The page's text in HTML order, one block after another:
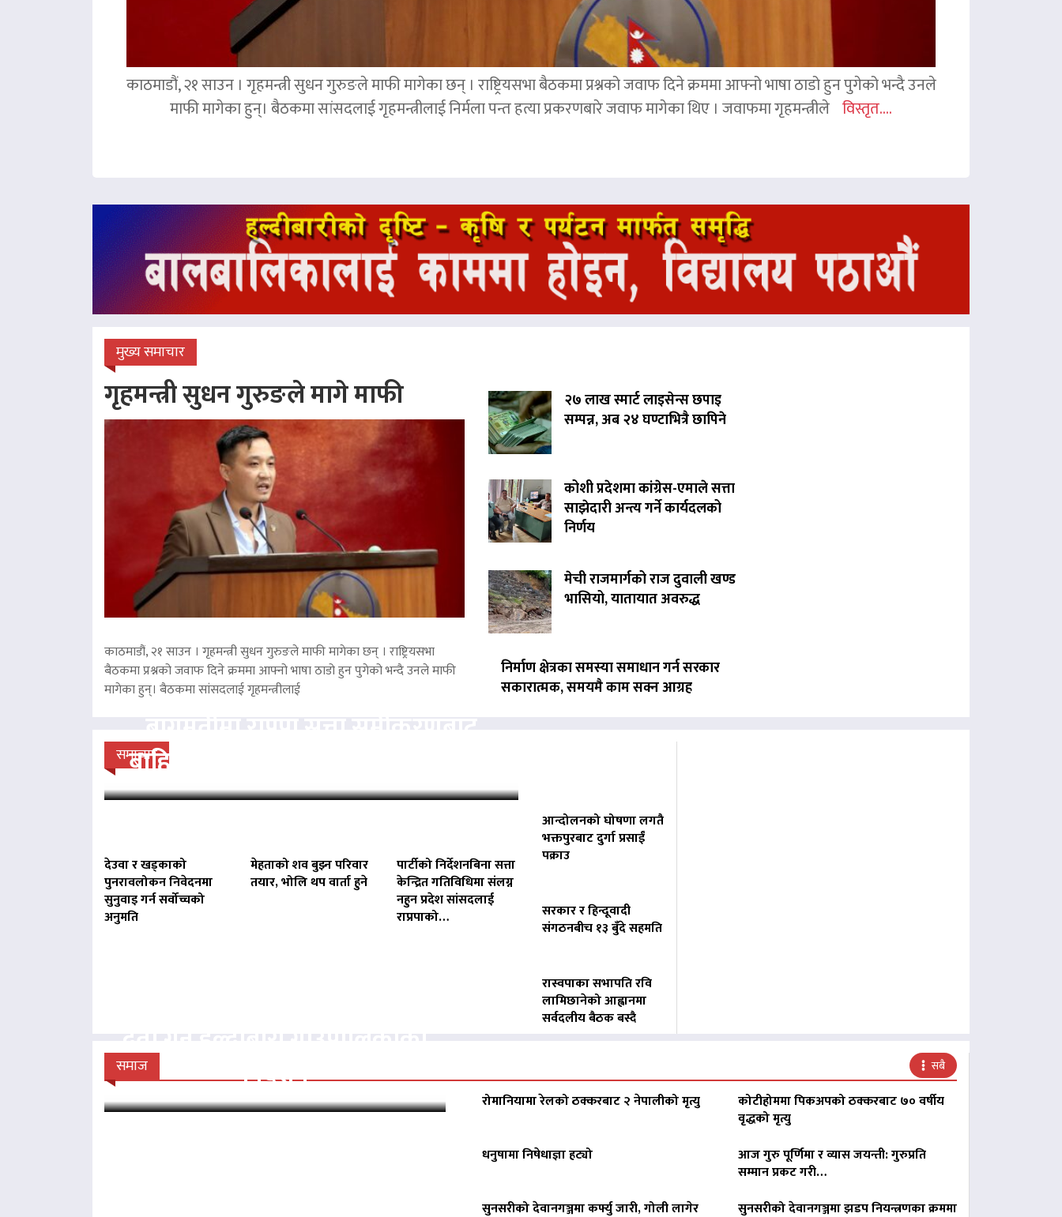
काठमाडौं, २१ साउन । गृहमन्त्री सुधन गुरुङले माफी मागेका छन् । राष्ट्रियसभा बैठकमा प्रश्नको जवाफ दिने क्रममा आफ्नो भाषा ठाडो हुन पुगेको भन्दै उनले
माफी मागेका हुन्। बैठकमा सांसदलाई गृहमन्त्रीलाई निर्मला पन्त हत्या प्रकरणबारे जवाफ मागेका थिए । जवाफमा गृहमन्त्रीले विस्तृत....
मुख्य समाचार
गृहमन्त्री सुधन गुरुङले मागे माफी
काठमाडौं, २१ साउन । गृहमन्त्री सुधन गुरुङले माफी मागेका छन् । राष्ट्रियसभा
बैठकमा प्रश्नको जवाफ दिने क्रममा आफ्नो भाषा ठाडो हुन पुगेको भन्दै उनले माफी
मागेका हुन्। बैठकमा सांसदलाई गृहमन्त्रीलाई
२७ लाख स्मार्ट लाइसेन्स छपाइ
सम्पन्न, अब २४ घण्टाभित्रै छापिने
कोशी प्रदेशमा कांग्रेस-एमाले सत्ता
साझेदारी अन्त्य गर्ने कार्यदलको
निर्णय
मेची राजमार्गको राज दुवाली खण्ड
भासियो, यातायात अवरुद्ध
निर्माण क्षेत्रका समस्या समाधान गर्न सरकार
सकारात्मक, समयमै काम सक्न आग्रह
समाचार
बाहिर, बानियाँ सरकार जोगाउने प्रयासमा
देउवा र खड्काको
पुनरावलोकन निवेदनमा
सुनुवाइ गर्न सर्वोच्चको
अनुमति
मेहताको शव बुझ्न परिवार
तयार, भोलि थप वार्ता हुने
पार्टीको निर्देशनबिना सत्ता
केन्द्रित गतिविधिमा संलग्न
नहुन प्रदेश सांसदलाई
राप्रपाको…
आन्दोलनको घोषणा लगतै
भक्तपुरबाट दुर्गा प्रसाईं
पक्राउ
सरकार र हिन्दूवादी
संगठनबीच १३ बुँदे सहमति
रास्वपाका सभापति रवि
लामिछानेको आह्वानमा
सर्वदलीय बैठक बस्दै
समाज सबै
निर्देशन
रोमानियामा रेलको ठक्करबाट २ नेपालीको मृत्यु
कोटीहोममा पिकअपको ठक्करबाट ७० वर्षीय
वृद्धको मृत्यु
धनुषामा निषेधाज्ञा हट्यो
आज गुरु पूर्णिमा र व्यास जयन्ती: गुरुप्रति
सम्मान प्रकट गरी…
सुनसरीको देवानगञ्जमा कर्फ्यु जारी, गोली लागेर
सुनसरीको देवानगञ्जमा झडप नियन्त्रणका क्रममा